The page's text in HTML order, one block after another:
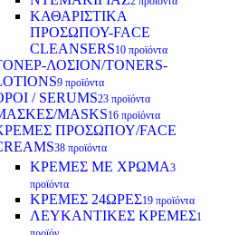
ΚΑΘΑΡΙΣΤΙΚΑ
ΠΡΟΣΩΠΟΥ-FACE
CLEANSERS10 προϊόντα
ΛΟΣΙΟΝ/TONERS-
9 προϊόντα
/ SERUMS23 προϊόντα
MASKS16 προϊόντα
ΠΡΟΣΩΠΟΥ/FACE
38 προϊόντα
ΚΡΕΜΕΣ ΜΕ ΧΡΩΜΑ3
προϊόντα
ΚΡΕΜΕΣ 24ΩΡΕΣ19 προϊόντα
ΛΕΥΚΑΝΤΙΚΕΣ ΚΡΕΜΕΣ1